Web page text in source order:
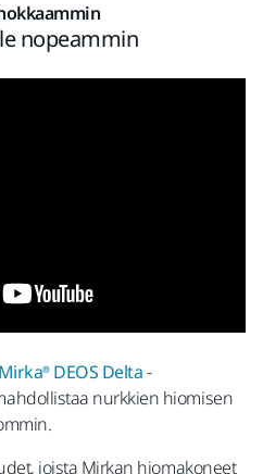
nopeammin
Mirka® DEOS Delta-
nurkkien hiomisen
joista Mirkan hiomakoneet